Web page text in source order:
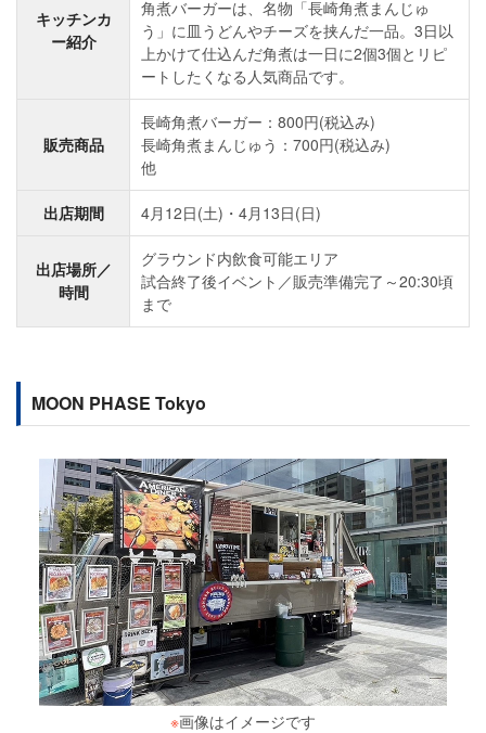
キッチンカ
ー紹介
角煮バーガーは、名物「長崎角煮まんじゅ
う」に皿うどんやチーズを挟んだ一品。3日以
上かけて仕込んだ角煮は一日に2個3個とリピ
ートしたくなる人気商品です。
販売商品
長崎角煮バーガー：800円(税込み)
長崎角煮まんじゅう：700円(税込み)
他
出店期間 4月12日(土)・4月13日(日)
出店場所／
時間
グラウンド内飲食可能エリア
試合終了後イベント／販売準備完了～20:30頃
まで
MOON PHASE Tokyo
※画像はイメージです